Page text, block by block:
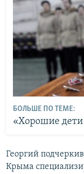
БОЛЬШЕ ПО ТЕМЕ:
«Хорошие
Георгий
Крыма